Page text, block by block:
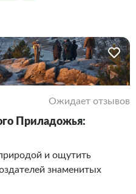
Ожидает отзывов
Приладожья:
и ощутить
знаменитых